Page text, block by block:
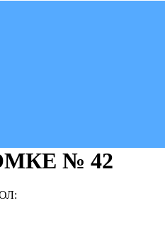
№ 42